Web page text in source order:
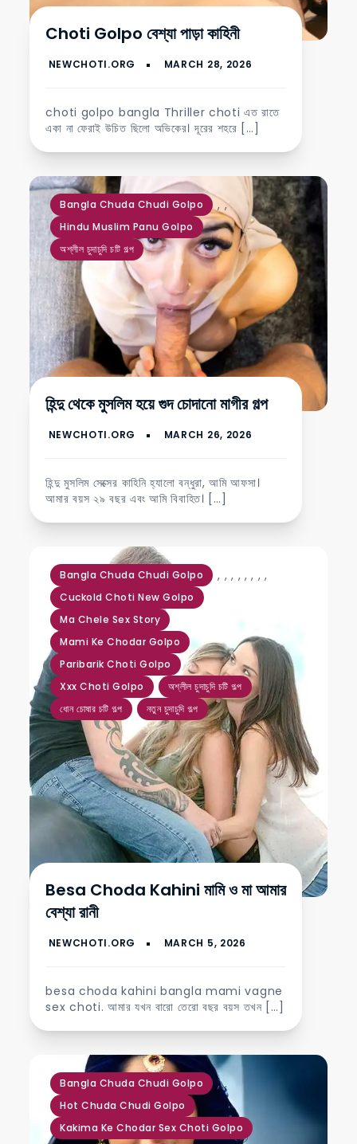
Choti Golpo বেশ্যা পাড়া কাহিনী
choti golpo bangla Thriller choti এত রাতে
একা না ফেরাই উচিত ছিলো অভিকের। দূরের শহরে […]
Bangla Chuda Chudi Golpo ,
Hindu Muslim Panu Golpo
,
অশ্লীল চুদাচুদি চটি গল্প
হিন্দু থেকে মুসলিম হয়ে গুদ চোদানো মাগীর গল্প
হিন্দু মুসলিম সেক্সের কাহিনি হ্যালো বন্ধুরা, আমি আফসা।
আমার বয়স ২৯ বছর এবং আমি বিবাহিত। […]
Bangla Chuda Chudi Golpo ,
Cuckold Choti New Golpo
,
Ma Chele Sex Story
,
Mami Ke Chodar Golpo
,
Paribarik Choti Golpo
,
Xxx Choti Golpo
,
অশ্লীল চুদাচুদি চটি গল্প
,
ধোন চোষার চটি গল্প
,
নতুন চুদাচুদি গল্প
Besa Choda Kahini মামি ও মা আমার
বেশ্যা রানী
besa choda kahini bangla mami vagne
sex choti. আমার যখন বারো তেরো বছর বয়স তখন […]
Bangla Chuda Chudi Golpo ,
Hot Chuda Chudi Golpo
,
Kakima Ke Chodar Sex Choti Golpo